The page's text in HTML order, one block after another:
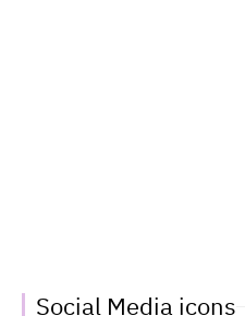
Social Media icons